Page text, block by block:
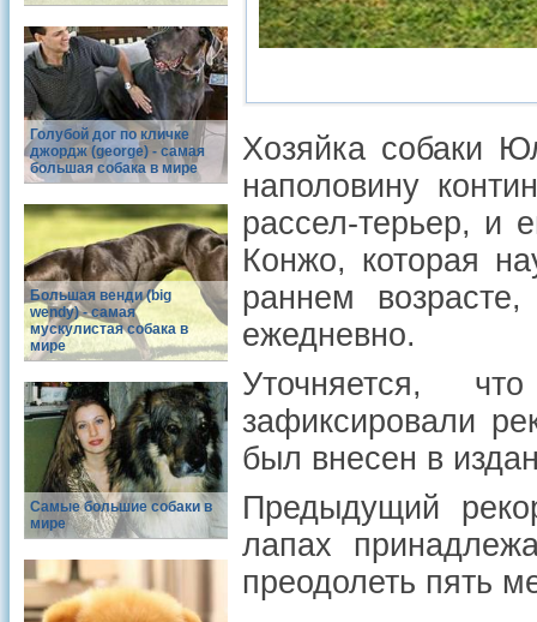
Голубой дог по кличке
джордж (george) - самая
большая собака в мире
Большая венди (big
wendy) - самая
мускулистая собака в
мире
Самые большие собаки в
мире
Хозяйка собаки
наполовину
рассел-терьер, и
Конжо, которая
раннем
ежедневно.
Уточняется,
зафиксировали
был внесен в
Предыдущий
лапах
преодолеть пять